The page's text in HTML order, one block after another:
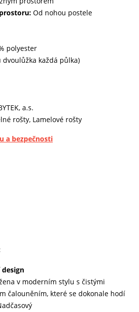
v moderním stylu s čistými
čalouněním, které se dokonale hodí
Od nohou postele
polyester
dvoulůžka každá půlka)
a.s.
rošty, Lamelové rošty
a bezpečnosti